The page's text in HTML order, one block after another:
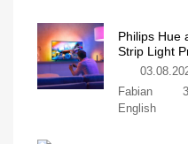
Philips Hue
Strip Light
Fabian
English